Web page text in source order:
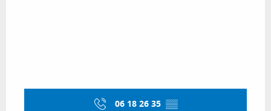
06 18 26 35 ▒▒